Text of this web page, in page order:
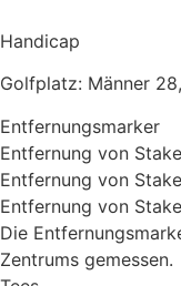
Handicap
Golfplatz: Männer
Entfernungsmarker
Entfernung von
Entfernung von
Entfernung von
Die
Zentrums gemessen.